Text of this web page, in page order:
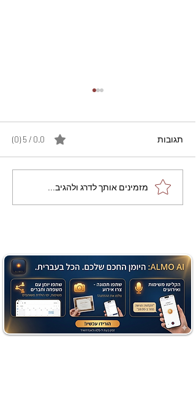
מתכון מנצח עוגת מייפל
שוקולד בחושה וקלה - זיוה
תגובות 0.0 / 5 ‏(0)
מזמינים אותך לדרג ולהגיב...